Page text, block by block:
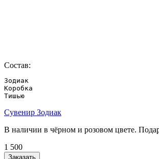
Состав:
Зодиак
Коробка
Тишью
Сувенир Зодиак
В наличии в чёрном и розовом цвете.
1 500
Заказать